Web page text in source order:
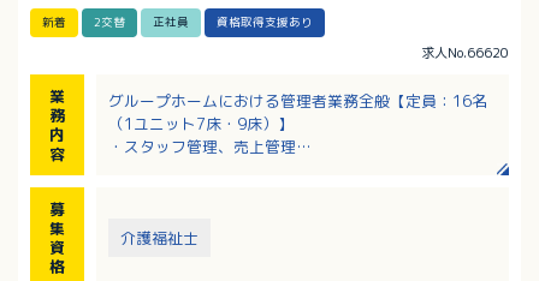
新着 2交替 正社員 資格取得支援あり
求人No.66620
業
務
内
容
グループホームにおける管理者業務全般【定員：16名
（1ユニット7床・9床）】
・スタッフ管理、売上管理
・介護業務（食事介助、入浴介助、排せつ介助など）
募
集
資
格
介護福祉士